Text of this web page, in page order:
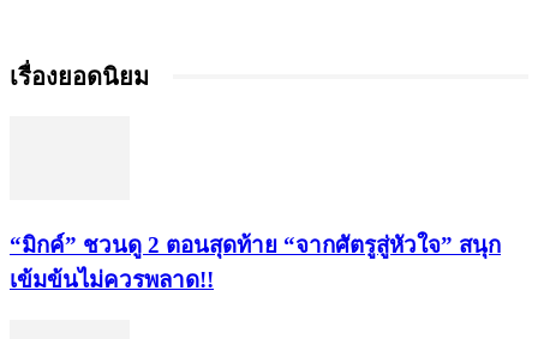
เรื่องยอดนิยม
“มิกค์” ชวนดู 2 ตอนสุดท้าย “จากศัตรูสู่หัวใจ” สนุก
เข้มข้นไม่ควรพลาด!!